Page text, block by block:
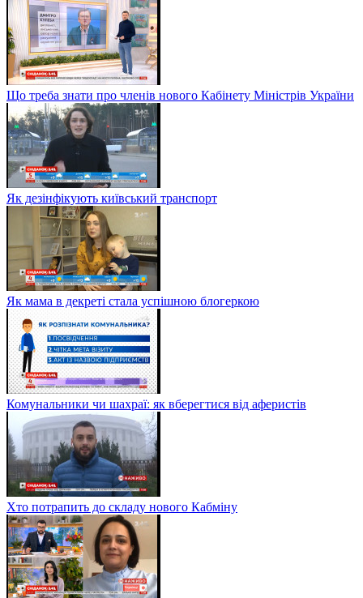
Що треба знати про членів нового Кабінету Міністрів України
Як дезінфікують київський транспорт
Як мама в декреті стала успішною блогеркою
Комунальники чи шахраї: як вберегтися від аферистів
Хто потрапить до складу нового Кабміну